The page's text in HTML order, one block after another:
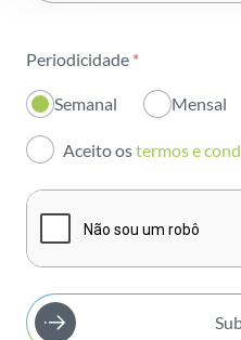
Inovação
Investidores
Publicações
Periodicidade *
Semanal Mensal
Aceito ostermos e